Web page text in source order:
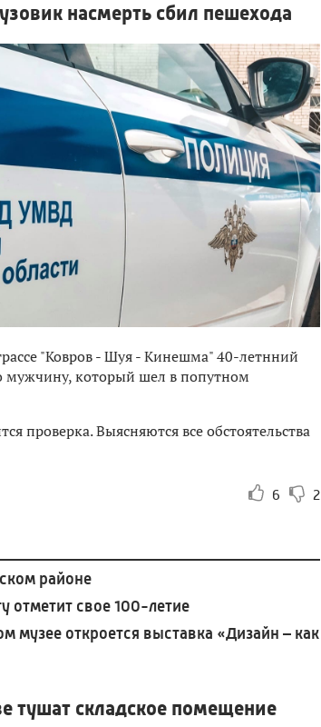
насмерть сбил пешехода
"Ковров - Шуя - Кинешма" 40-летнний
мужчину, который шел в попутном
проверка. Выясняются все обстоятельства
6 2
районе
отметит свое 100-летие
музее откроется выставка «Дизайн – как
тушат складское помещение